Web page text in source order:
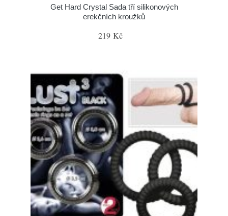
Get Hard Crystal Sada tří silikonových
erekčních kroužků
219 Kč